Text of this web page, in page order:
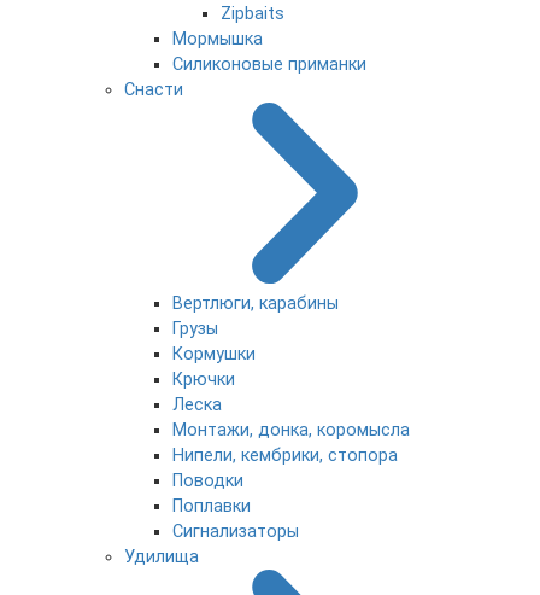
Zipbaits
Мормышка
Силиконовые приманки
Снасти
Вертлюги, карабины
Грузы
Кормушки
Крючки
Леска
Монтажи, донка, коромысла
Нипели, кембрики, стопора
Поводки
Поплавки
Сигнализаторы
Удилища